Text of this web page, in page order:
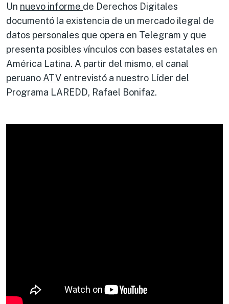
Un nuevo informe de Derechos Digitales
documentó la existencia de un mercado ilegal de
datos personales que opera en Telegram y que
presenta posibles vínculos con bases estatales en
América Latina. A partir del mismo, el canal
peruano ATV entrevistó a nuestro Líder del
Programa LAREDD, Rafael Bonifaz.